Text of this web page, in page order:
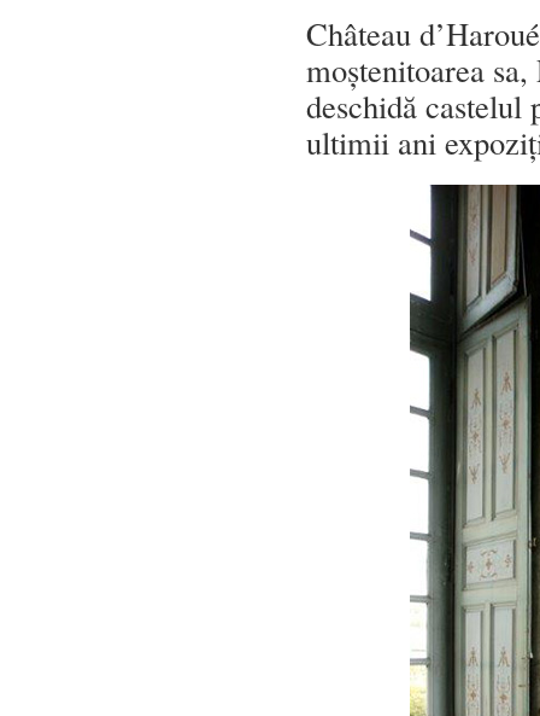
Château
moștenitoarea
deschidă castelul
ultimii ani